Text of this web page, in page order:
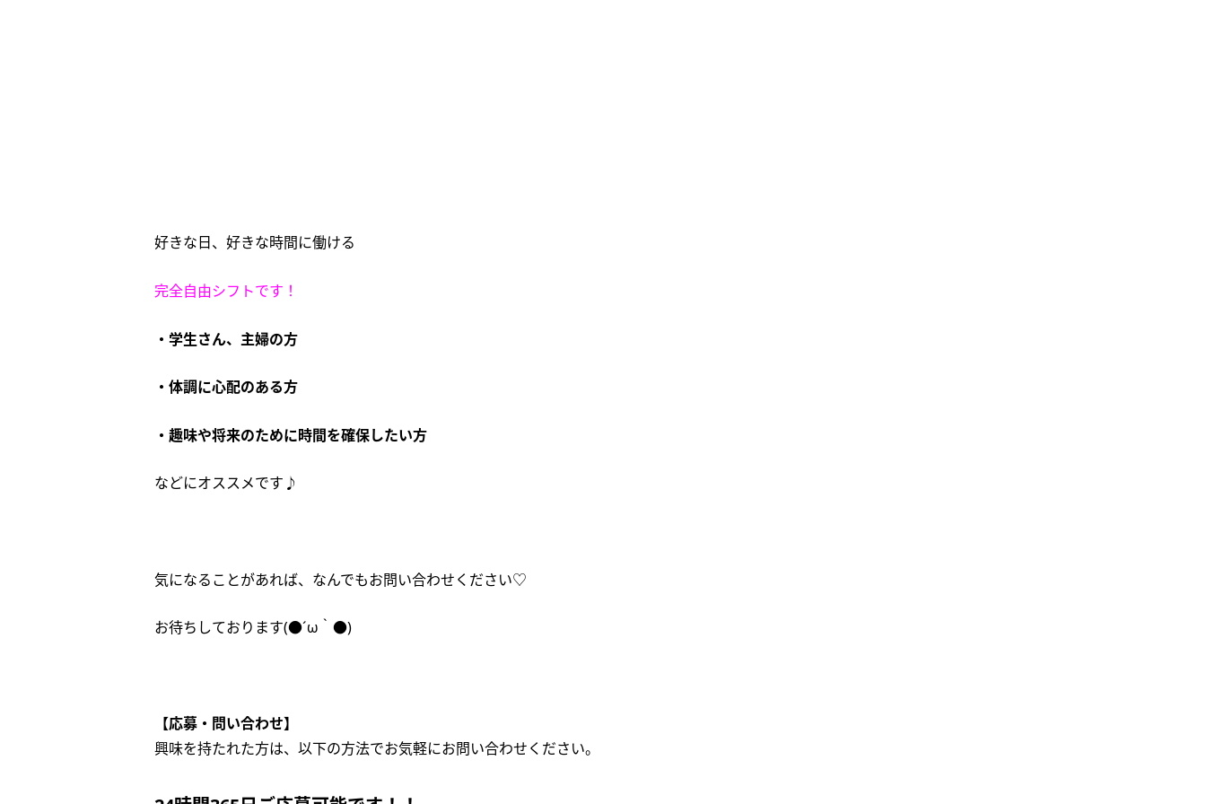
好きな日、好きな時間に働ける
完全自由シフトです！
・学生さん、主婦の方
・体調に心配のある方
・趣味や将来のために時間を確保したい方
などにオススメです♪
気になることがあれば、なんでもお問い合わせください♡
お待ちしております(●´ω｀●)
【応募・問い合わせ】
興味を持たれた方は、以下の方法でお気軽にお問い合わせください。